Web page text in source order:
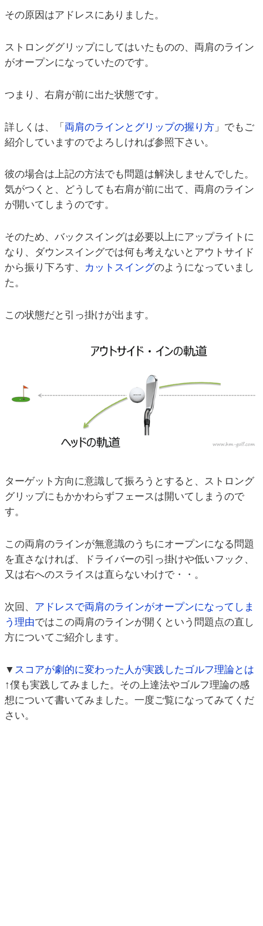
その原因はアドレスにありました。
ストロンググリップにしてはいたものの、両肩のライン
がオープンになっていたのです。
つまり、右肩が前に出た状態です。
詳しくは、「 両肩のラインとグリップの握り方 」でもご
紹介していますのでよろしければ参照下さい。
彼の場合は上記の方法でも問題は解決しませんでした。
気がつくと、どうしても右肩が前に出て、両肩のライン
が開いてしまうのです。
そのため、バックスイングは必要以上にアップライトに
なり、ダウンスイングでは何も考えないとアウトサイド
から振り下ろす、
カットスイングのようになっていまし
た。
この状態だと引っ掛けが出ます。
ターゲット方向に意識して振ろうとすると、ストロング
グリップにもかかわらずフェースは開いてしまうので
す。
この両肩のラインが無意識のうちにオープンになる問題
を直さなければ、ドライバーの引っ掛けや低いフック、
又は右へのスライスは直らないわけで・・。
次回、 アドレスで両肩のラインがオープンになってしま
う理由ではこの両肩のラインが開くという問題点の直し
方についてご紹介します。
▼ スコアが劇的に変わった人が実践したゴルフ理論とは
↑僕も実践してみました。その上達法やゴルフ理論の感
想について書いてみました。一度ご覧になってみてくだ
さい。